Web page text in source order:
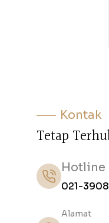
Kontak
Tetap Terhu
Hotline
021-
Alamat